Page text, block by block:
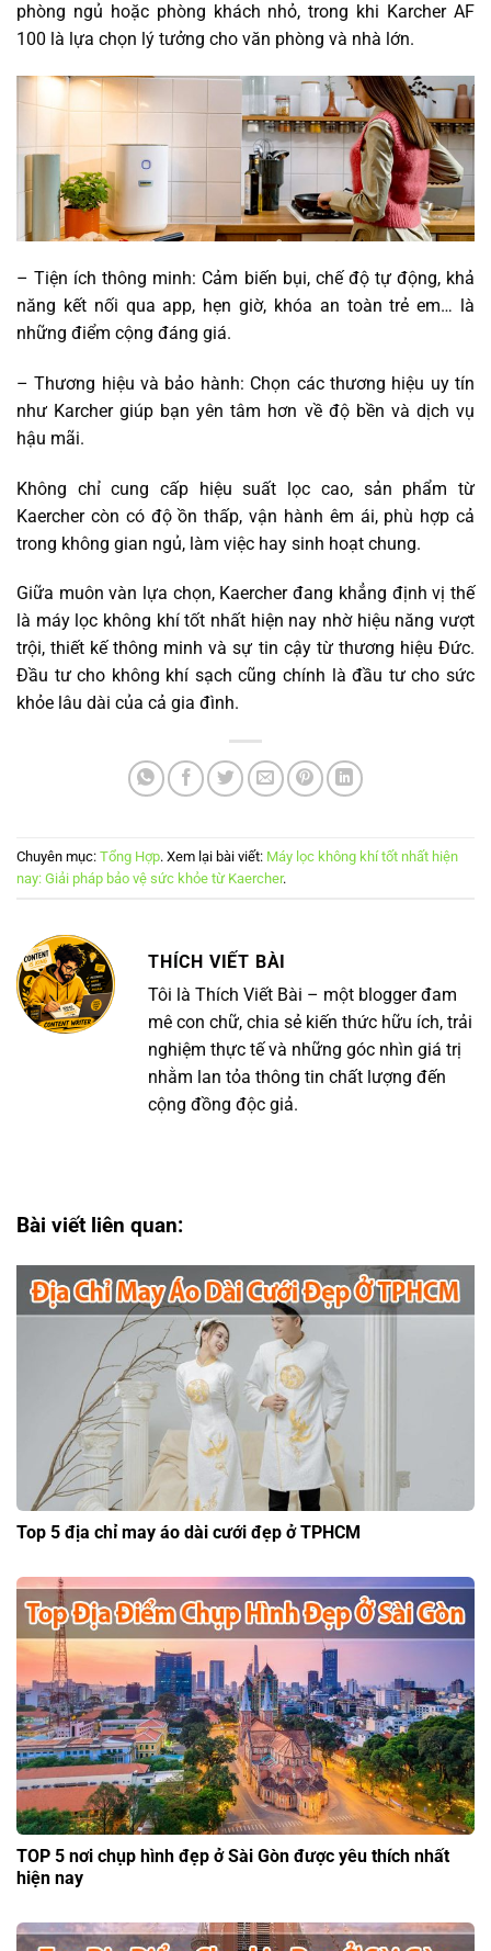
phòng ngủ hoặc phòng khách nhỏ, trong khi Karcher AF
100 là lựa chọn lý tưởng cho văn phòng và nhà lớn.
– Tiện ích thông minh: Cảm biến bụi, chế độ tự động, khả
năng kết nối qua app, hẹn giờ, khóa an toàn trẻ em… là
những điểm cộng đáng giá.
– Thương hiệu và bảo hành: Chọn các thương hiệu uy tín
như Karcher giúp bạn yên tâm hơn về độ bền và dịch vụ
hậu mãi.
Không chỉ cung cấp hiệu suất lọc cao, sản phẩm từ
Kaercher còn có độ ồn thấp, vận hành êm ái, phù hợp cả
trong không gian ngủ, làm việc hay sinh hoạt chung.
Giữa muôn vàn lựa chọn, Kaercher đang khẳng định vị thế
là máy lọc không khí tốt nhất hiện nay nhờ hiệu năng vượt
trội, thiết kế thông minh và sự tin cậy từ thương hiệu Đức.
Đầu tư cho không khí sạch cũng chính là đầu tư cho sức
khỏe lâu dài của cả gia đình.
Chuyên mục: Tổng Hợp. Xem lại bài viết: Máy lọc không khí tốt nhất hiện
nay: Giải pháp bảo vệ sức khỏe từ Kaercher.
THÍCH VIẾT BÀI
Tôi là Thích Viết Bài – một blogger đam
mê con chữ, chia sẻ kiến thức hữu ích, trải
nghiệm thực tế và những góc nhìn giá trị
nhằm lan tỏa thông tin chất lượng đến
cộng đồng độc giả.
Bài viết liên quan:
Top 5 địa chỉ may áo dài cưới đẹp ở TPHCM
TOP 5 nơi chụp hình đẹp ở Sài Gòn được yêu thích nhất
hiện nay